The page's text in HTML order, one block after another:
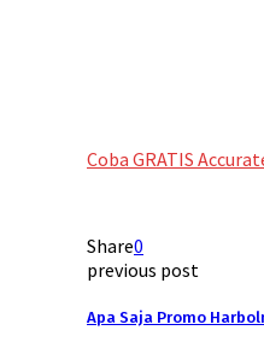
Coba GRATIS
Share0
previous post
Apa Saja Promo